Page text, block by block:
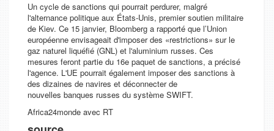
Un cycle de sanctions qui pourrait perdurer, malgré
l'alternance politique aux États-Unis, premier soutien militaire
de Kiev. Ce 15 janvier, Bloomberg a rapporté que l’Union
européenne envisageait d'imposer des «restrictions» sur le
gaz naturel liquéfié (GNL) et l'aluminium russes. Ces
mesures feront partie du 16e paquet de sanctions, a précisé
l'agence. L'UE pourrait également imposer des sanctions à
des dizaines de navires et déconnecter de
nouvelles banques russes du système SWIFT.
Africa24monde avec RT